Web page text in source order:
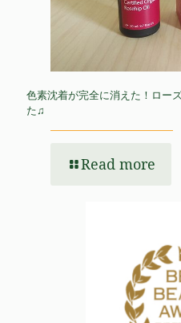
色素沈着が完全に消えた！ロー
た♫
Read more